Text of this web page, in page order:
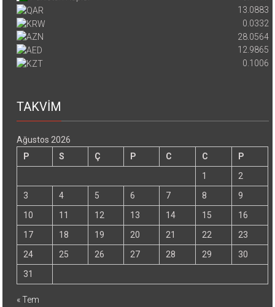
13.0883
0.0332
28.0564
12.9865
0.1006
TAKVİM
Ağustos 2026
P
S Ç P C C
P
1
2
3
4 5 6 7 8
9
10
11 12 13 14 15
16
17
18 19 20 21 22
23
24
25 26 27 28 29
30
31
« Tem